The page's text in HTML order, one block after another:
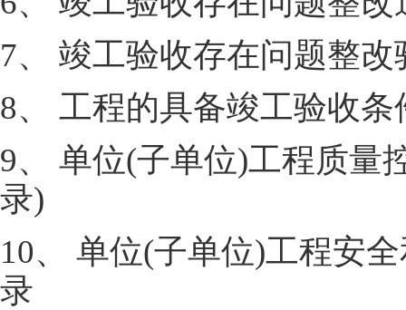
7、 竣工验收存在问题整
8、 工程的具备竣工验收
9、 单位(子单位)工程质量
录)
10、 单位(子单位)工程安
录